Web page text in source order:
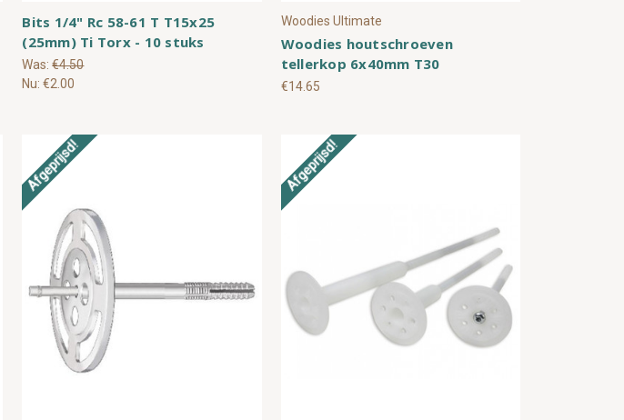
Bits 1/4" Rc 58-61 T T15x25
(25mm) Ti Torx - 10 stuks
Was:€4.50
Nu:€2.00
Woodies Ultimate
Woodies houtschroeven
tellerkop 6x40mm T30
€14.65
Afgeprijsd! Afgeprijsd!